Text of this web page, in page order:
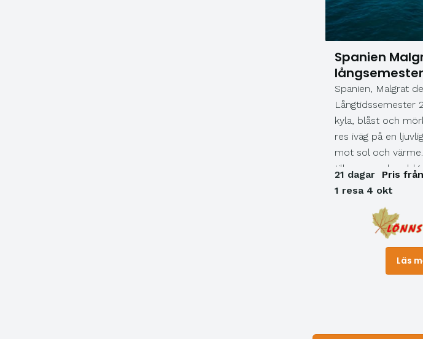
Spanien
långsemester
Spanien, Malgrat
Långtidssemester
kyla, blåst och
res iväg på en
mot sol och
till varmare
Mar är ett genuint
Costa Brava-
om Barcelona. Här
stränder med bra
21 dagar
Pris
1 resa 4 okt
Läs